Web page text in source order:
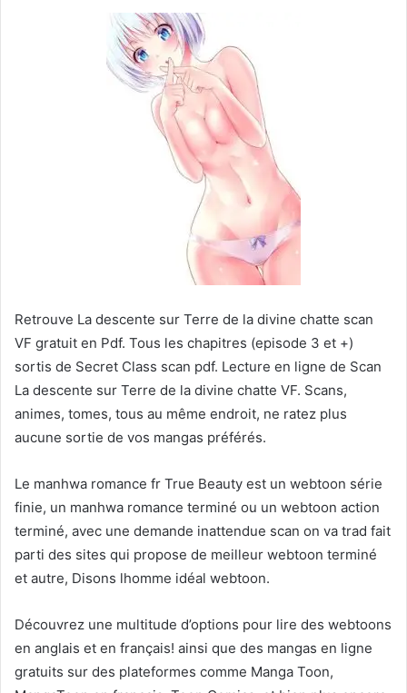
Retrouve La descente sur Terre de la divine chatte scan
VF gratuit en Pdf. Tous les chapitres (episode 3 et +)
sortis de Secret Class scan pdf. Lecture en ligne de Scan
La descente sur Terre de la divine chatte VF. Scans,
animes, tomes, tous au même endroit, ne ratez plus
aucune sortie de vos mangas préférés.
Le manhwa romance fr True Beauty est un webtoon série
finie, un manhwa romance terminé ou un webtoon action
terminé, avec une demande inattendue scan on va trad fait
parti des sites qui propose de meilleur webtoon terminé
et autre, Disons lhomme idéal webtoon.
Découvrez une multitude d’options pour lire des webtoons
en anglais et en français! ainsi que des mangas en ligne
gratuits sur des plateformes comme Manga Toon,